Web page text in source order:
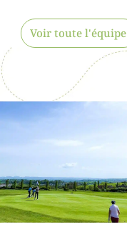
Voir toute l'équipe